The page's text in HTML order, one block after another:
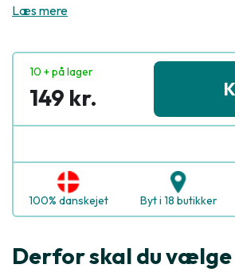
Læs mere
10 + på lager
149 kr.
100% danskejet Byt i 18 butikker
Derfor skal du vælge